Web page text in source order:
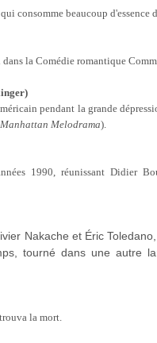
consomme beaucoup d'essence
la Comédie romantique
pendant la grande
Manhattan Melodrama).
1990, réunissant Didier
Nakache et Éric
tourné dans une autre
la mort.